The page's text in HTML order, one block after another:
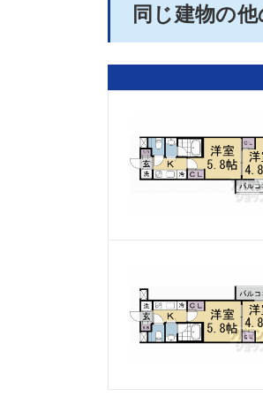
同じ建物の